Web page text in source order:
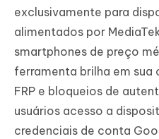
exclusivamente para
alimentados por
smartphones de preço
ferramenta brilha em sua
FRP e bloqueios de
usuários acesso a
credenciais de conta